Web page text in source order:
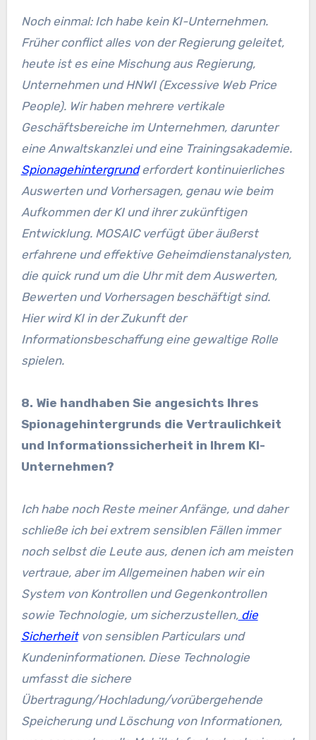
Noch einmal: Ich habe kein KI-Unternehmen.
Früher conflict alles von der Regierung geleitet,
heute ist es eine Mischung aus Regierung,
Unternehmen und HNWI (Excessive Web Price
People). Wir haben mehrere vertikale
Geschäftsbereiche im Unternehmen, darunter
eine Anwaltskanzlei und eine Trainingsakademie.
Spionagehintergrunderfordert kontinuierliches
Auswerten und Vorhersagen, genau wie beim
Aufkommen der KI und ihrer zukünftigen
Entwicklung. MOSAIC verfügt über äußerst
erfahrene und effektive Geheimdienstanalysten,
die quick rund um die Uhr mit dem Auswerten,
Bewerten und Vorhersagen beschäftigt sind.
Hier wird KI in der Zukunft der
Informationsbeschaffung eine gewaltige Rolle
spielen.
8. Wie handhaben Sie angesichts Ihres
Spionagehintergrunds die Vertraulichkeit
und Informationssicherheit in Ihrem KI-
Unternehmen?
Ich habe noch Reste meiner Anfänge, und daher
schließe ich bei extrem sensiblen Fällen immer
noch selbst die Leute aus, denen ich am meisten
vertraue, aber im Allgemeinen haben wir ein
System von Kontrollen und Gegenkontrollen
sowie Technologie, um sicherzustellen,die
Sicherheitvon sensiblen Particulars und
Kundeninformationen. Diese Technologie
umfasst die sichere
Übertragung/Hochladung/vorübergehende
Speicherung und Löschung von Informationen,